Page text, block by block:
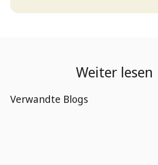
Weiter lesen
Verwandte Blogs